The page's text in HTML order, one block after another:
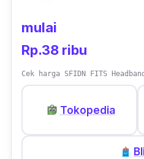
mulai
Rp.38 ribu
Cek harga SFIDN FITS
Tokopedia